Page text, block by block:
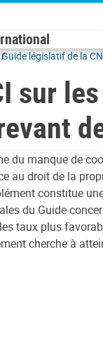
Guide législatif de la
sur
du manque de
droit de la
constitue
du Guide
taux plus
cherche à